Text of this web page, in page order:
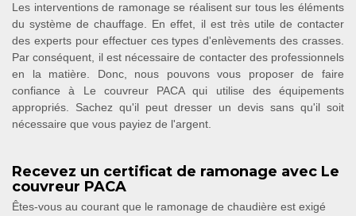
Les interventions de ramonage se réalisent sur tous les éléments
du système de chauffage. En effet, il est très utile de contacter
des experts pour effectuer ces types d'enlèvements des crasses.
Par conséquent, il est nécessaire de contacter des professionnels
en la matière. Donc, nous pouvons vous proposer de faire
confiance à Le couvreur PACA qui utilise des équipements
appropriés. Sachez qu'il peut dresser un devis sans qu'il soit
nécessaire que vous payiez de l'argent.
Recevez un certificat de ramonage avec Le
couvreur PACA
Êtes-vous au courant que le ramonage de chaudière est exigé